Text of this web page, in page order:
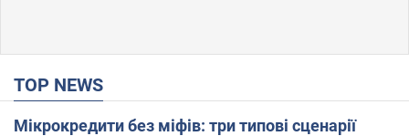
TOP NEWS
Мікрокредити без міфів: три типові сценарії